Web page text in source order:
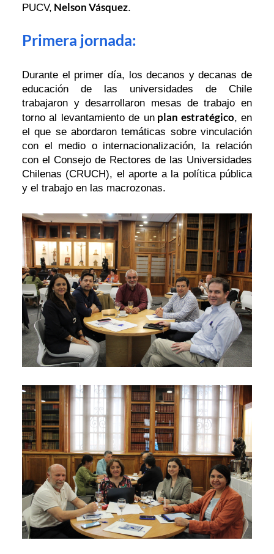
PUCV, Nelson Vásquez.
Primera jornada:
Durante el primer día, los decanos y decanas de
educación de las universidades de Chile
trabajaron y desarrollaron mesas de trabajo en
torno al levantamiento de un plan estratégico, en
el que se abordaron temáticas sobre vinculación
con el medio o internacionalización, la relación
con el Consejo de Rectores de las Universidades
Chilenas (CRUCH), el aporte a la política pública
y el trabajo en las macrozonas.